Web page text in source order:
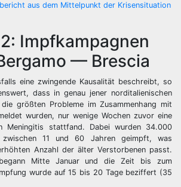
aus dem Mittelpunkt der Krisensituation
Impfkampagnen
— Brescia
eine zwingende Kausalität beschreibt, so
dass in genau jener norditalienischen
größten Probleme im Zusammenhang mit
wurden, nur wenige Wochen zuvor eine
Meningitis stattfand. Dabei wurden 34.000
11 und 60 Jahren geimpft, was
Anzahl der älter Verstorbenen passt.
Mitte Januar und die Zeit bis zum
wurde auf 15 bis 20 Tage beziffert (35